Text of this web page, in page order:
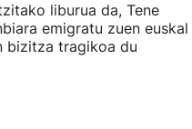
liburua da, Tene
emigratu zuen euskal
bizitza tragikoa du